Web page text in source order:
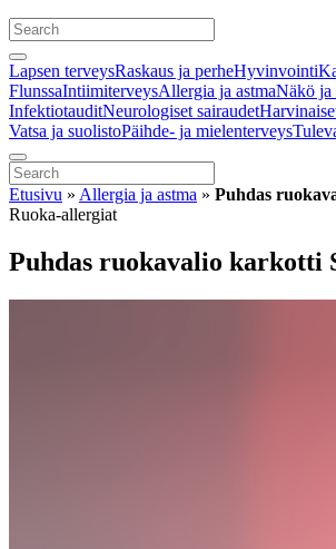
Lapsen terveysRaskaus ja perheHyvinvointi
FlunssaIntiimiterveysAllergia ja astmaNäkö ja
InfektiotauditNeurologiset sairaudet
Vatsa ja suolistoPäihde- ja mielenterveys
Etusivu » Allergia ja astma » Puhdas
Ruoka-allergiat
Puhdas ruokavalio karkotti